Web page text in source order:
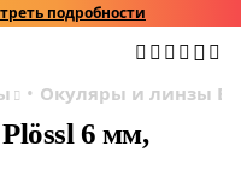
подробности
Окуляры и линзы
6 мм,